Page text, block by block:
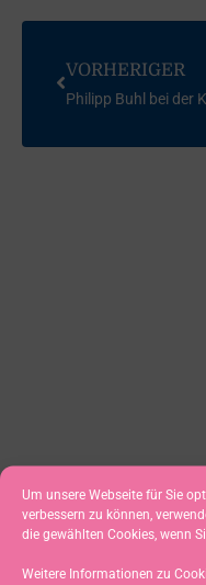
Um unsere Webseite für Sie
verbessern zu können,
die gewählten Cookies, wenn
Weitere Informationen zu
VORHERIGER